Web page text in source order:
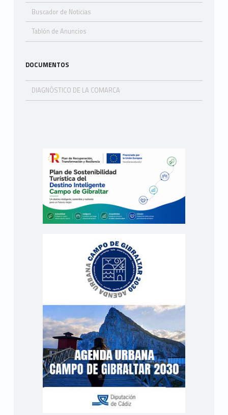
Buscador de Noticias
Tablón de Anuncios
DOCUMENTOS
DIAGNÓSTICO DE LA COMARCA